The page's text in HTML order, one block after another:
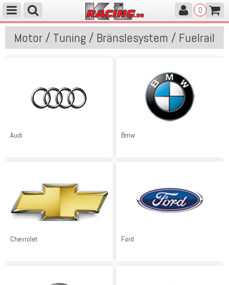
0
Motor / Tuning / Bränslesystem / Fuelrail
Audi Bmw
Chevrolet Ford